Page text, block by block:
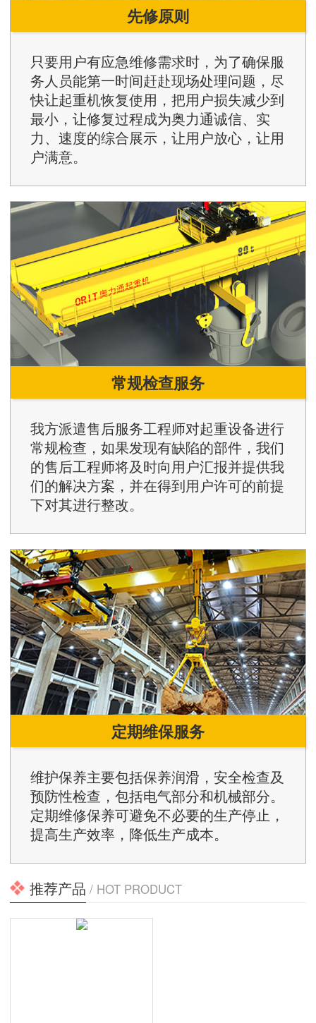
先修原则
只要用户有应急维修需求时，为了确保服
务人员能第一时间赶赴现场处理问题，尽
快让起重机恢复使用，把用户损失减少到
最小，让修复过程成为奥力通诚信、实
力、速度的综合展示，让用户放心，让用
户满意。
常规检查服务
我方派遣售后服务工程师对起重设备进行
常规检查，如果发现有缺陷的部件，我们
的售后工程师将及时向用户汇报并提供我
们的解决方案，并在得到用户许可的前提
下对其进行整改。
定期维保服务
维护保养主要包括保养润滑，安全检查及
预防性检查，包括电气部分和机械部分。
定期维修保养可避免不必要的生产停止，
提高生产效率，降低生产成本。
推荐产品 / HOT PRODUCT